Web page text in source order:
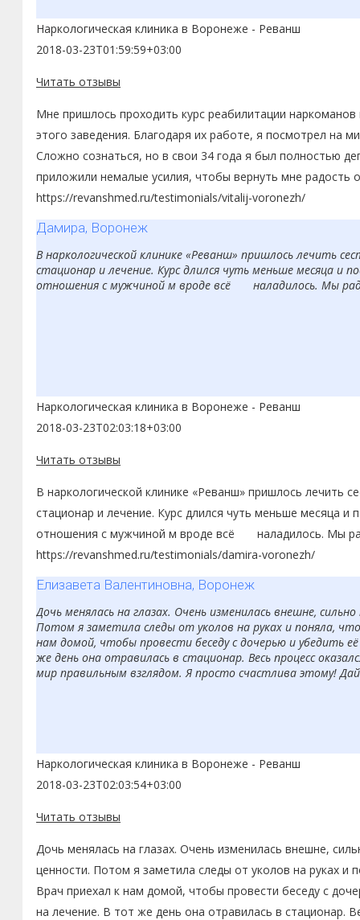
Наркологическая клиника в Воронеже - Реванш
2018-03-23T01:59:59+03:00
Читать отзывы
Мне пришлось проходить курс реабилитации
этого заведения. Благодаря их работе, я посмотрел на
Сложно сознаться, но в свои 34 года я был полностью
приложили немалые усилия, чтобы вернуть мне радость
https://revanshmed.ru/testimonials/vitalij-voronezh/
Дамира, Воронеж
В наркологической клинике «Реванш» пришлось лечить
стационар и лечение. Курс длился чуть меньше месяца и
отношения с мужчиной м вроде всё наладилось. Мы
Наркологическая клиника в Воронеже - Реванш
2018-03-23T02:03:18+03:00
Читать отзывы
В наркологической клинике «Реванш» пришлось лечить
стационар и лечение. Курс длился чуть меньше месяца и
отношения с мужчиной м вроде всё наладилось. Мы
https://revanshmed.ru/testimonials/damira-voronezh/
Елизавета Валентиновна, Воронеж
Дочь менялась на глазах. Очень изменилась внешне,
Потом я заметила следы от уколов на руках и поняла,
нам домой, чтобы провести беседу с дочерью и убедить
же день она отравилась в стационар. Весь процесс
мир правильным взглядом. Я просто счастлива этому!
Наркологическая клиника в Воронеже - Реванш
2018-03-23T02:03:54+03:00
Читать отзывы
Дочь менялась на глазах. Очень изменилась внешне,
ценности. Потом я заметила следы от уколов на руках
Врач приехал к нам домой, чтобы провести беседу с
на лечение. В тот же день она отравилась в стационар.